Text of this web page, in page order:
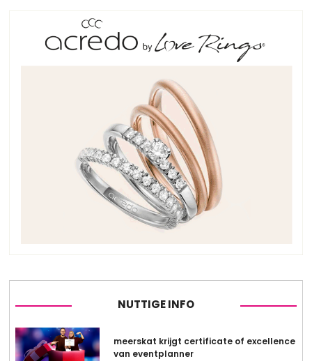
NUTTIGE INFO
meerskat krijgt certificate of excellence
van eventplanner